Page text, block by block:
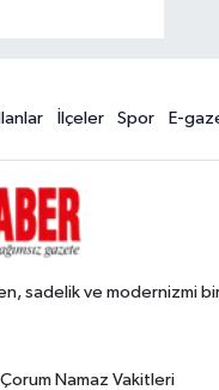
İlçeler Spor E-
sadelik ve modernizmi
Çorum Namaz Vakitleri